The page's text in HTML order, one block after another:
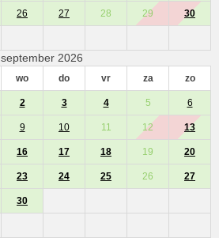
26 27 28 29 30
september 2026
wo do vr za zo
2 3 4 5 6
9 10 11 12 13
16 17 18 19 20
23 24 25 26 27
30